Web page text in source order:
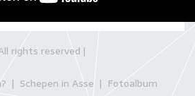
rights reserved |
Schepen in Asse Fotoalbum